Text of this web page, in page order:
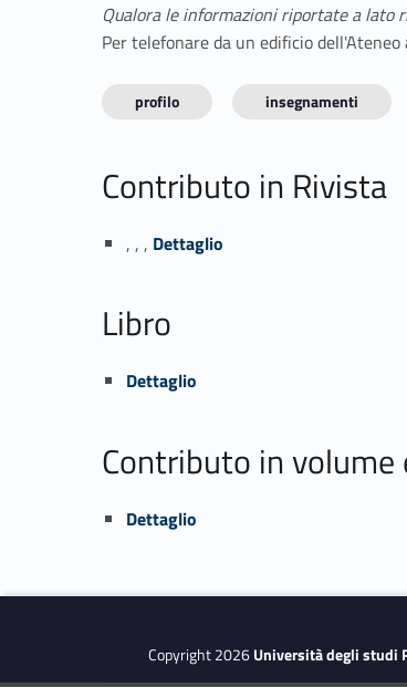
Qualora le informazioni riportate a lato
Per telefonare da un edificio
profilo insegnamenti
Contributo in Rivista
, , , Link identifier #identifier_person_188136-1
Dettaglio
Libro
Link identifier #identifier_person_25417-2
Dettaglio
Contributo in
Link identifier #identifier_person_139416-3
Dettaglio
Copyright 2026Università degli studi